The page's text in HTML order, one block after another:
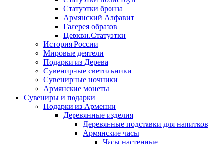
Статуэтки бронза
Армянский Алфавит
Галерея образов
Церкви.Статуэтки
История России
Мировые деятели
Подарки из Дерева
Сувенирные светильники
Сувенирные ночники
Армянские монеты
Сувениры и подарки
Подарки из Армении
Деревянные изделия
Деревянные подставки для напитков
Армянские часы
Часы настенные